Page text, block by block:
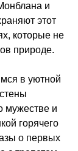
и
этот
которые не
природе.
в уютной
мужестве и
горячего
о первых